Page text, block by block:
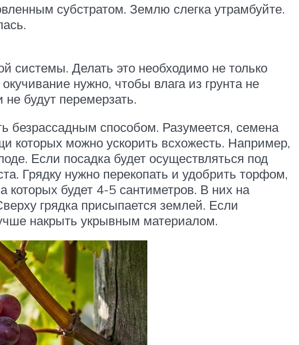
субстратом. Землю слегка утрамбуйте.
системы. Делать это необходимо не только
нужно, чтобы влага из грунта не
будут перемерзать.
безрассадным способом. Разумеется, семена
которых можно ускорить всхожесть. Например,
Если посадка будет осуществляться под
Грядку нужно перекопать и удобрить торфом,
которых будет 4-5 сантиметров. В них на
грядка присыпается землей. Если
накрыть укрывным материалом.